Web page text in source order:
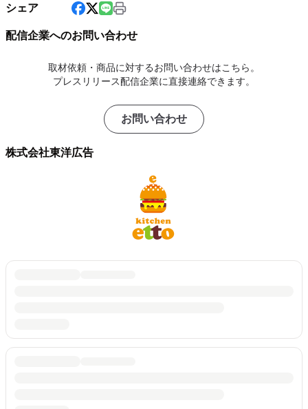
シェア
配信企業へのお問い合わせ
取材依頼・商品に対するお問い合わせはこちら。
プレスリリース配信企業に直接連絡できます。
お問い合わせ
株式会社東洋広告